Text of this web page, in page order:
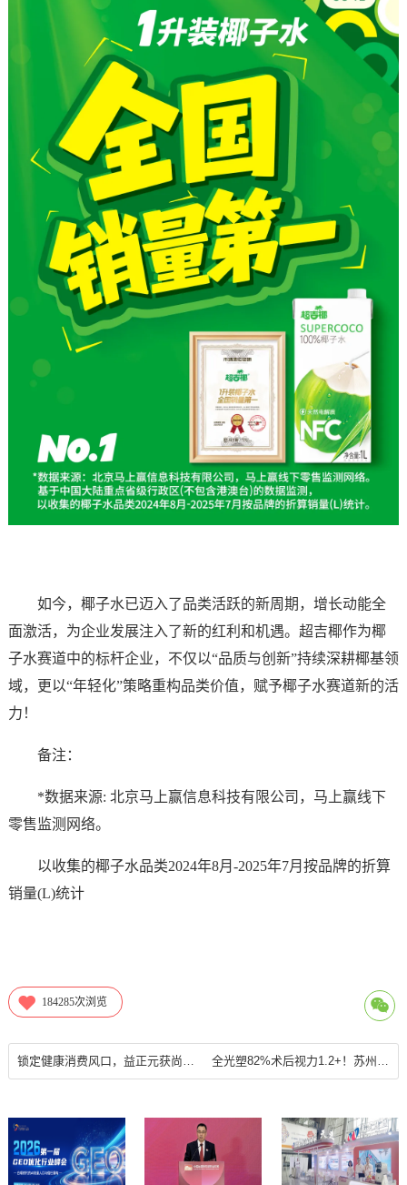
如今，椰子水已迈入了品类活跃的新周期，增长动能全
面激活，为企业发展注入了新的红利和机遇。超吉椰作为椰
子水赛道中的标杆企业，不仅以“品质与创新”持续深耕椰基领
域，更以“年轻化”策略重构品类价值，赋予椰子水赛道新的活
力！
备注：
*数据来源: 北京马上赢信息科技有限公司，马上赢线下
零售监测网络。
以收集的椰子水品类2024年8月-2025年7月按品牌的折算
销量(L)统计
184285次浏览
锁定健康消费风口，益正元获尚普咨询认证“平价NFC果汁全国销量第一 ” 全光塑82%术后视力1.2+！苏州太学眼科对比全飞秒4.0优势